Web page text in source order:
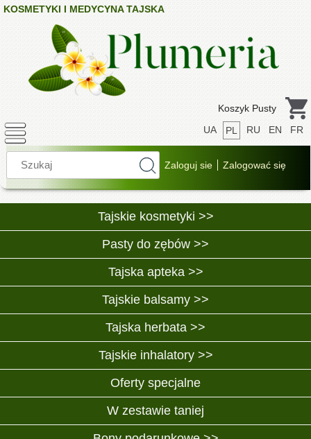
KOSMETYKI I MEDYCYNA TAJSKA
Koszyk Pusty
UA
PL RU EN FR
Tajskie kosmetyki >>
Pasty do zębów >>
Tajska apteka >>
Tajskie balsamy >>
Tajska herbata >>
Tajskie inhalatory >>
Oferty specjalne
W zestawie taniej